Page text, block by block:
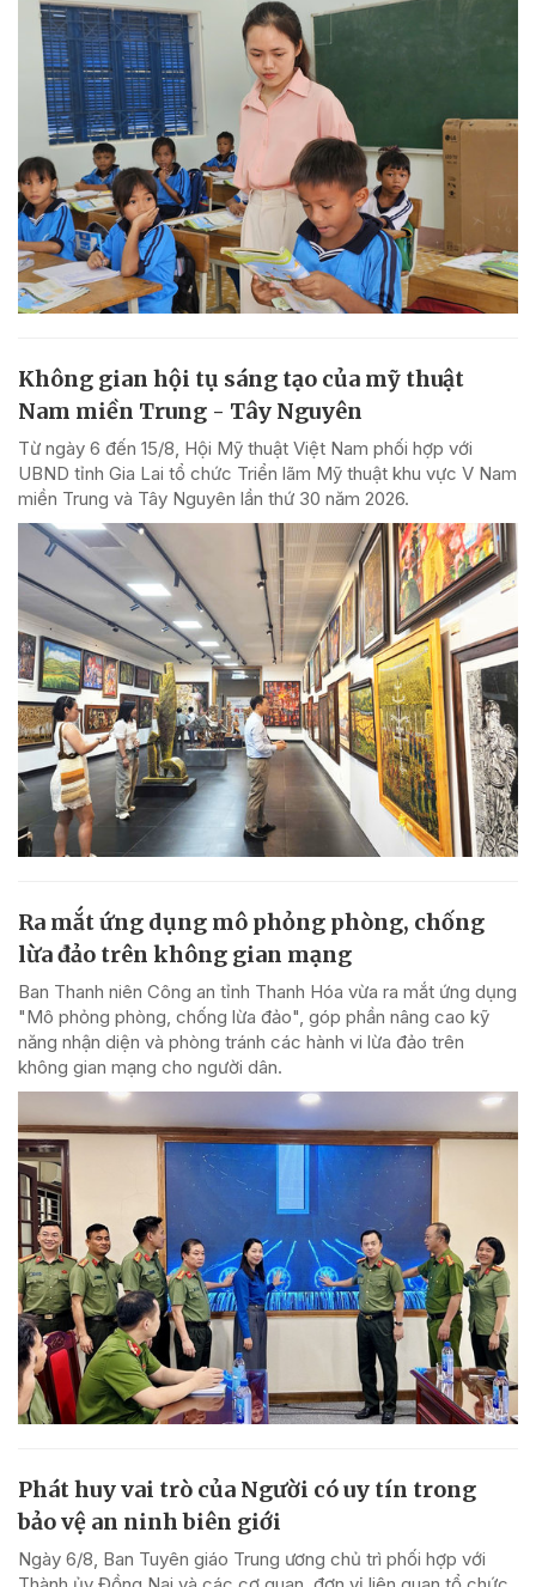
Không gian hội tụ sáng tạo của mỹ thuật
Nam miền Trung - Tây Nguyên
Từ ngày 6 đến 15/8, Hội Mỹ thuật Việt Nam phối hợp với
UBND tỉnh Gia Lai tổ chức Triển lãm Mỹ thuật khu vực V Nam
miền Trung và Tây Nguyên lần thứ 30 năm 2026.
Ra mắt ứng dụng mô phỏng phòng, chống
lừa đảo trên không gian mạng
Ban Thanh niên Công an tỉnh Thanh Hóa vừa ra mắt ứng dụng
"Mô phỏng phòng, chống lừa đảo", góp phần nâng cao kỹ
năng nhận diện và phòng tránh các hành vi lừa đảo trên
không gian mạng cho người dân.
Phát huy vai trò của Người có uy tín trong
bảo vệ an ninh biên giới
Ngày 6/8, Ban Tuyên giáo Trung ương chủ trì phối hợp với